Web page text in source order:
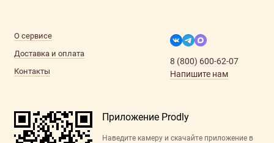
О сервисе
Доставка и оплата
Контакты
8 (800) 600-62-07
Напишите нам
Приложение Prodly
Наведите камеру и скачайте приложение в